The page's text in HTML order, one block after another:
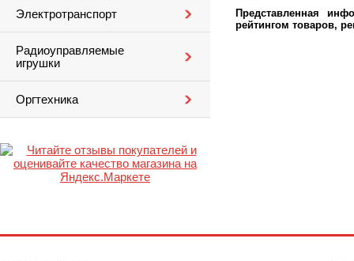
Электротранспорт
Радиоуправляемые
игрушки
Оргтехника
Представленная
рейтингом товаров,